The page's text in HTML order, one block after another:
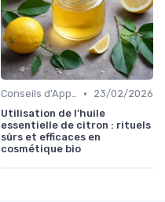
Conseils d'Application •
23/02/2026
Utilisation de l’huile
essentielle de citron : rituels
sûrs et efficaces en
cosmétique bio